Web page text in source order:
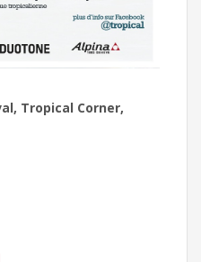
Tropical Corner,